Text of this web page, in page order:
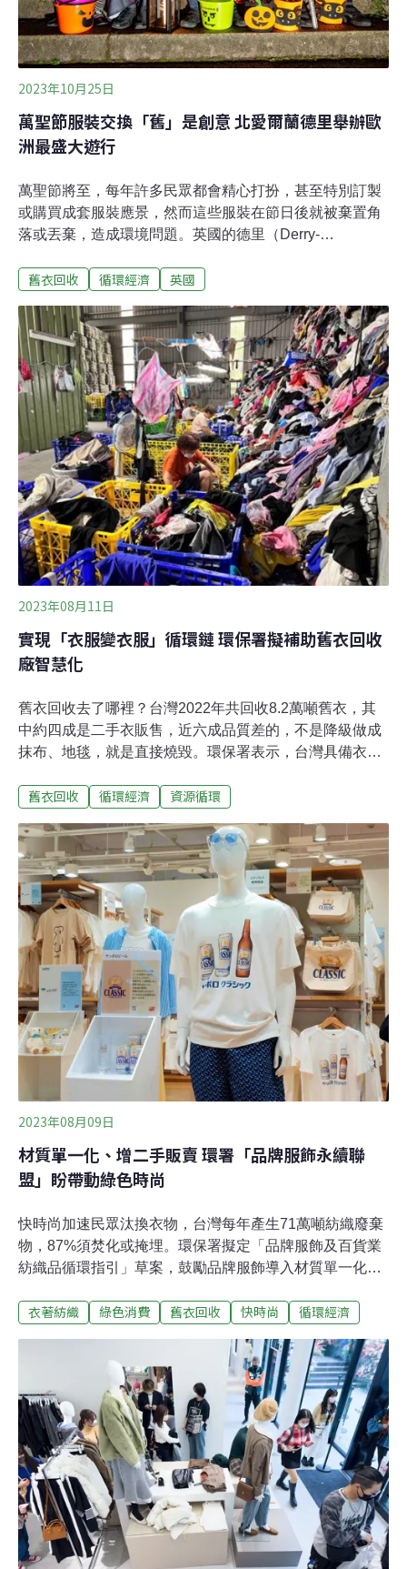
價的一次性服裝。原因在於，人們可以用類似或是更便宜
的價格買到全新的衣服，二手的快時尚服飾並不
2023年10月25日
萬聖節服裝交換「舊」是創意 北愛爾蘭德里舉辦歐
洲最盛大遊行
萬聖節將至，每年許多民眾都會精心打扮，甚至特別訂製
或購買成套服裝應景，然而這些服裝在節日後就被棄置角
落或丟棄，造成環境問題。英國的德里（Derry-
吸引大批遊客參與。今年為了減少資源浪費，德里當地議
動，呼籲市民捐出以前的萬聖節服裝和道具，跟別人免費
交換，不僅節省治裝成本，還可以避免浪費。不讓萬聖節
服裝用過就丟 「交換商店」找回創意傳統每年萬聖節，很
多人都會精心打扮參加聚會，但有許多萬聖節服裝，只使
用一次便束之高閣。據《BBC》報導，德里市和斯特拉班
區議會（Derry City and Strabane District Council）發起
一項「服裝交換商店」（Costume swap shop）活動，在
議會辦公室、市政廳、回收中心、劇院接待處等地點放置
萬聖節服飾捐
舊衣回收 循環經濟 英國
2023年08月11日
實現「衣服變衣服」循環鏈 環保署擬補助舊衣回收
廠智慧化
舊衣回收去了哪裡？台灣2022年共回收8.2萬噸舊衣，其
中約四成是二手衣販售，近六成品質差的，不是降級做成
抹布、地毯，就是直接燒毀。環保署表示，台灣具備衣物
致再利用不易。環保署也將推出補助，鼓勵舊衣回收商轉
辨比例 不易接軌化學處理技術紡織業佔全球排碳總量
10%，如何推動服飾循環成為各國必考題。環保署表示，
台灣2022年共回收8.2萬噸舊衣，其中有36%做成燃料棒
或直接焚化、22%降級使用。若要達到閉鎖循環，就必須
建立纖維再生體系，把服飾做成再生料。環保署昨（10）
日舉行「舊衣回收材質定量鑑別分選設備及運作補助要
點」草案座談會。遠東新化纖總部協理黃全億表示，台灣
纖維再生技術成熟，但多數回收商仍停留在傳統人工分
選，難以辨識衣服成分比例，不利後端處理。黃全億解
釋，常見的物理法熔融必須使用100%聚
舊衣回收 循環經濟 資源循環
2023年08月09日
材質單一化、增二手販賣 環署「品牌服飾永續聯
盟」盼帶動綠色時尚
快時尚加速民眾汰換衣物，台灣每年產生71萬噸紡織廢棄
物，87%須焚化或掩埋。環保署擬定「品牌服飾及百貨業
紡織品循環指引」草案，鼓勵品牌服飾導入材質單一化、
會執行秘書王嶽斌表示，指引雖是鼓勵性質，仍期盼品牌
盟」，帶動社會綠色時尚風氣。衣服用再生料成本反漲 學
者建議多加與社會溝通據環保署統計，台灣每年約產生71
萬噸紡織廢棄物，其中高達61.6萬噸遭掩埋及焚化
（87%），僅有9.1萬噸被再使用或再利用（13%）。為了
鼓勵業者負起減量責任，環保署草擬「品牌服飾業及百貨
業紡織品循環指引」，希望業者達成各項服飾循環目標，
包括材質單一化、使用再生料、提供修復、再製或共享服
務、禁止銷毀庫存，以及提供回收及二手販賣管道等。環
保署昨（8）日舉辦「品牌服飾業及百貨業紡織品循環指
引草案」座談會，德商搖籃到搖籃設計顧問
衣著紡織 綠色消費 舊衣回收 快時尚 循環經濟